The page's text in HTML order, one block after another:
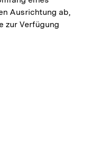
Ausrichtung ab,
zur Verfügung